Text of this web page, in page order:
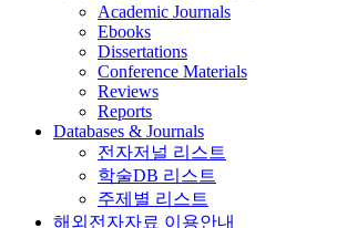
Academic Journals
Ebooks
Dissertations
Conference Materials
Reviews
Reports
Databases & Journals
전자저널 리스트
학술DB 리스트
주제별 리스트
해외전자자료 이용안내